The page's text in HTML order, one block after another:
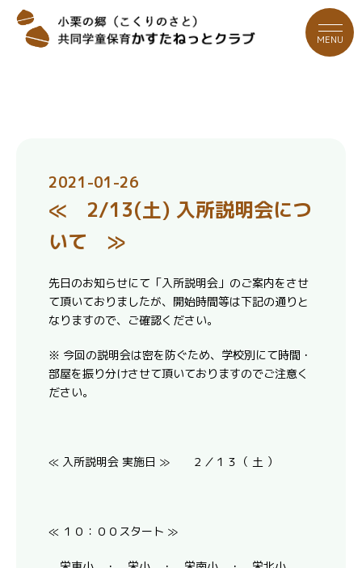
MENU
2021-01-26
≪ 2/13(土) 入所説明会につ
いて ≫
先日のお知らせにて「入所説明会」のご案内をさせ
て頂いておりましたが、開始時間等は下記の通りと
なりますので、ご確認ください。
※ 今回の説明会は密を防ぐため、学校別にて時間・
部屋を振り分けさせて頂いておりますのでご注意く
ださい。
≪ 入所説明会 実施日 ≫ ２／１３（ 土 ）
≪ １０：００スタート ≫